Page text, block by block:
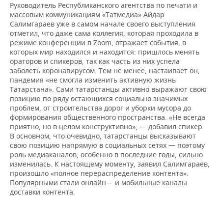
Руководитель Республиканского агентства по печати и
массовым коммуникациям «Татмедиа» Айдар
Салимгараев уже в самом начале своего выступления
отметил, что даже сама коллегия, которая проходила в
режиме конференции в Zoom, отражает события, в
которых мир находился и находится: пришлось менять
ораторов и спикеров, так как часть из них успела
заболеть коронавирусом. Тем не менее, настаивает он,
пандемия «не смогла изменить активную жизнь
Татарстана». Сами татарстанцы активно выражают свою
позицию по ряду остающихся социально значимых
проблем, от строительства дорог и уборки мусора до
формирования общественного пространства. «Не всегда
приятно, но в целом конструктивно», — добавил спикер.
В основном, что очевидно, татарстанцы высказывают
свою позицию напрямую в социальных сетях — поэтому
роль медиаканалов, особенно в последние годы, сильно
изменилась. К настоящему моменту, заявил Салимгараев,
произошло «полное перераспределение контента».
Популярными стали онлайн— и мобильные каналы
доставки контента.